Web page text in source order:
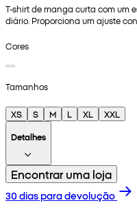
T-shirt de manga curta com um
diário. Proporciona um ajuste
Cores
Tamanhos
XS S M L XL
XXL
Detalhes
Encontrar uma loja
30 dias para devolução